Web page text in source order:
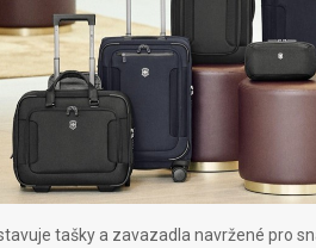
Black
Advanced
3.0
2.0
1884
Army
tašky a zavazadla navržené pro